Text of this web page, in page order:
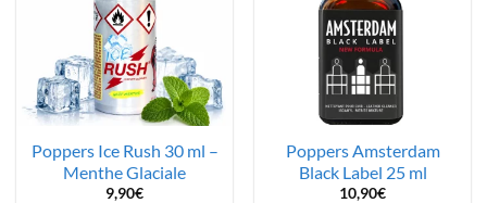
Poppers Ice Rush 30 ml –
Menthe Glaciale
9,90€
Poppers Amsterdam
Black Label 25 ml
10,90€